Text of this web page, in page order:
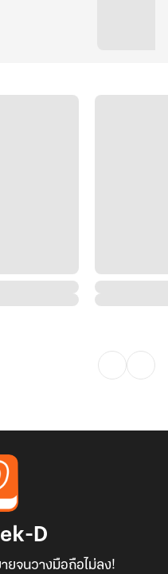
D
ยจนวางมือถือไม่ลง!